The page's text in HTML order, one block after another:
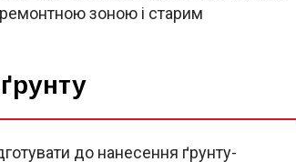
зоною і старим
до нанесення ґрунту-